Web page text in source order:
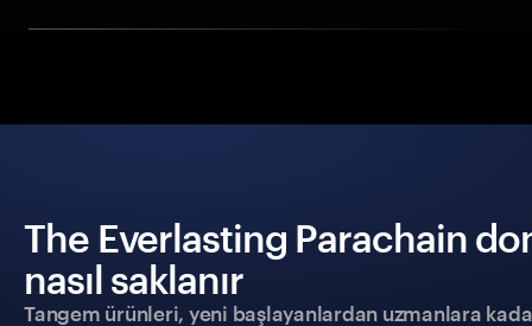
The Everlasting Parachain
nasıl saklanır
Tangem ürünleri, yeni başlayanlardan uzmanlara